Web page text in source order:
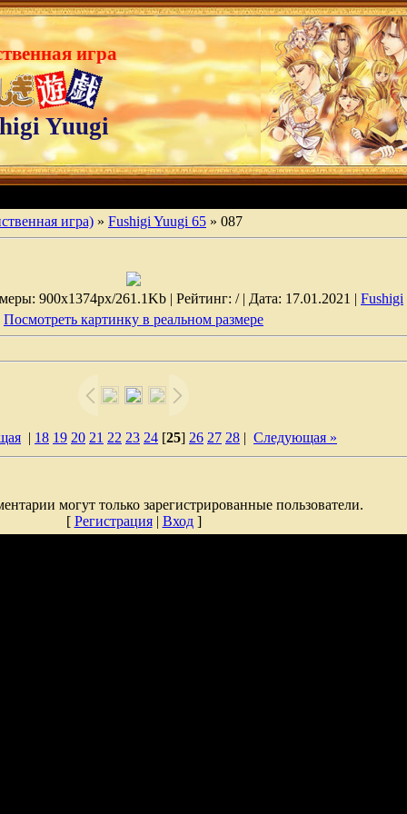
игра
Yuugi
игра) » Fushigi Yuugi 65 » 087
900x1374px/261.1Kb | Рейтинг: / | Дата: 17.01.2021 | Fushigi
Посмотреть картинку в реальном размере
| 18 19 20 21 22 23 24 [25] 26 27 28 | Следующая »
могут только зарегистрированные пользователи.
[ Регистрация| Вход]